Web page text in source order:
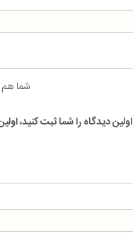
شما
اولین دیدگاه را شما ثبت کنید،